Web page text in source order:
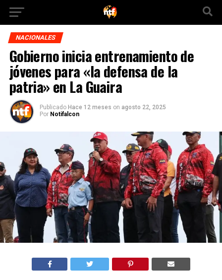
NACIONALES
Gobierno inicia entrenamiento de
jóvenes para «la defensa de la
patria» en La Guaira
Publicado Hace 12 meses on agosto 22, 2025
Por Notifalcon